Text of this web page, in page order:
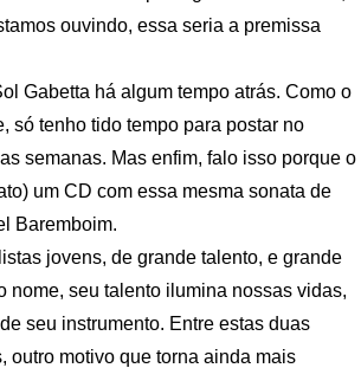
ouvindo, essa seria a premissa
Gabetta há algum tempo atrás. Como o
só tenho tido tempo para postar no
semanas. Mas enfim, falo isso porque o
um CD com essa mesma sonata de
Baremboim.
jovens, de grande talento, e grande
nome, seu talento ilumina nossas vidas,
seu instrumento. Entre estas duas
outro motivo que torna ainda mais